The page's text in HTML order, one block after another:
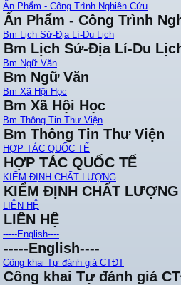
Ấn Phẩm - Công Trình Nghiên Cứu
Ấn Phẩm - Công Trình
Bm Lịch Sử-Địa Lí-Du Lịch
Bm Lịch Sử-Địa Lí-Du
Bm Ngữ Văn
Bm Ngữ Văn
Bm Xã Hội Học
Bm Xã Hội Học
Bm Thông Tin Thư Viện
Bm Thông Tin Thư Viện
HỢP TÁC QUỐC TẾ
HỢP TÁC QUỐC TẾ
KIỂM ĐỊNH CHẤT LƯỢNG
KIỂM ĐỊNH CHẤT LƯỢNG
LIÊN HỆ
LIÊN HỆ
-----English----
-----English----
Công khai Tự đánh giá CTĐT
Công khai Tự đánh giá